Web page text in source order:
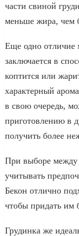
части свиной
меньше жира, чем
Еще одно отличие
заключается в
коптится или
характерный
в свою очередь,
приготовлению в
получить более
При выборе между
учитывать
Бекон отлично
чтобы придать им
Грудинка же